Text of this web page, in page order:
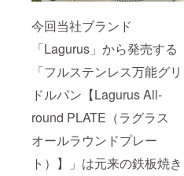
今回当社ブランド
「Lagurus」から発売する
「フルステンレス万能グリ
ドルパン【Lagurus All‐
round PLATE（ラグラス
オールラウンドプレー
ト）】」は元来の鉄板焼き